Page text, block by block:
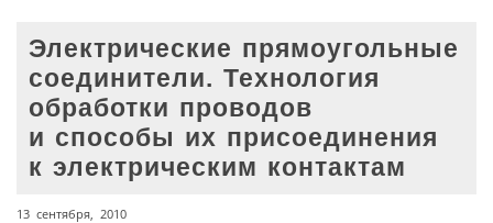
Электрические прямоугольные
соединители. Технология
обработки проводов
и способы их присоединения
к электрическим контактам
13 сентября, 2010